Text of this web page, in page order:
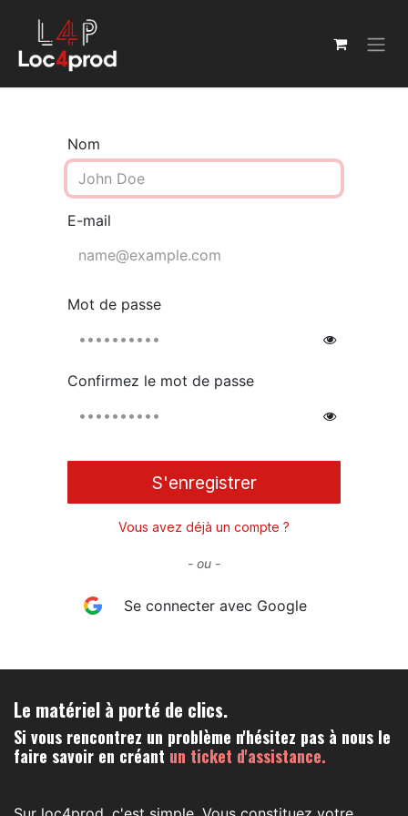
Nom
E-mail
Mot de passe
Confirmez le mot de passe
S'enregistrer
Vous avez déjà un compte ?
- ou -
Se connecter avec Google
Le matériel à porté de clics.
Si vous rencontrez un problème n'hésitez pas à nous le
faire savoir en créant un ticket d'assistance.